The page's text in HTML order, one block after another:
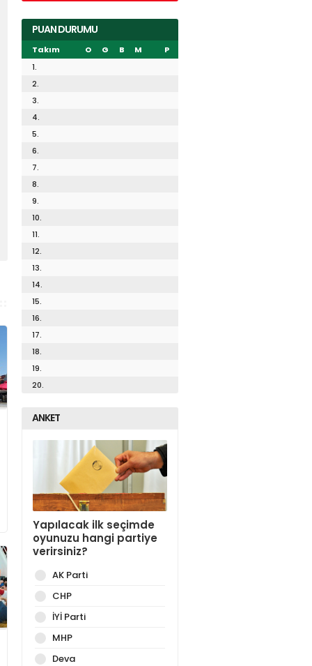
PUAN DURUMU
Takım O G B M
P
1.
2.
3.
4.
5.
6.
7.
8.
9.
10.
11.
12.
13.
14.
15.
16.
17.
18.
19.
20.
ANKET
Yapılacak ilk seçimde
oyunuzu hangi partiye
verirsiniz?
AK Parti
CHP
İYİ Parti
MHP
Deva